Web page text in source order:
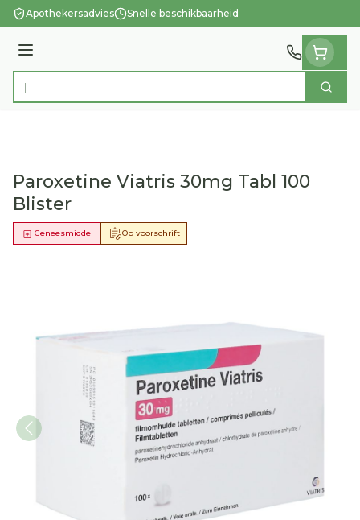
Ga naar de inhoud
Apothekersadvies Snelle beschikbaarheid
Menu
Product, merk, categorie... Zoek
Paroxetine Viatris 30mg Tabl 100
Blister
Op voorschrift
Geneesmiddel